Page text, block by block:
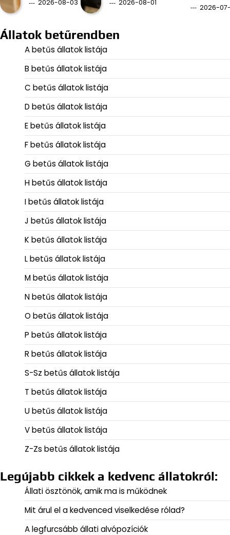
2026-08-03
2026-08-01
2026-
Állatok betűrendben
A betűs állatok listája
B betűs állatok listája
C betűs állatok listája
D betűs állatok listája
E betűs állatok listája
F betűs állatok listája
G betűs állatok listája
H betűs állatok listája
I betűs állatok listája
J betűs állatok listája
K betűs állatok listája
L betűs állatok listája
M betűs állatok listája
N betűs állatok listája
O betűs állatok listája
P betűs állatok listája
R betűs állatok listája
S-Sz betűs állatok listája
T betűs állatok listája
U betűs állatok listája
V betűs állatok listája
Z-Zs betűs állatok listája
Legújabb cikkek a kedvenc állatokról:
Állati ösztönök, amik ma is működnek
Mit árul el a kedvenced viselkedése rólad?
A legfurcsább állati alvópozíciók